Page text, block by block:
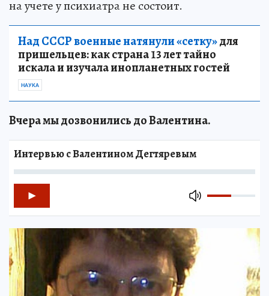
на учете у психиатра не состоит.
Над СССР военные натянули «сетку»для
пришельцев: как страна 13 лет тайно
искала и изучала инопланетных гостей
НАУКА
Вчера мы дозвонились до Валентина.
Интервью с Валентином Дегтяревым